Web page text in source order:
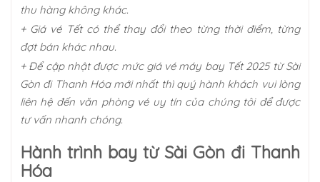
thu hàng không khác.
+ Giá vé Tết có thể thay đổi theo từng thời điểm, từng
đợt bán khác nhau.
+ Để cập nhật được mức giá vé máy bay Tết 2025 từ Sài
Gòn đi Thanh Hóa mới nhất thì quý hành khách vui lòng
liên hệ đến văn phòng vé uy tín của chúng tôi để được
tư vấn nhanh chóng.
Hành trình bay từ Sài Gòn đi Thanh
Hóa